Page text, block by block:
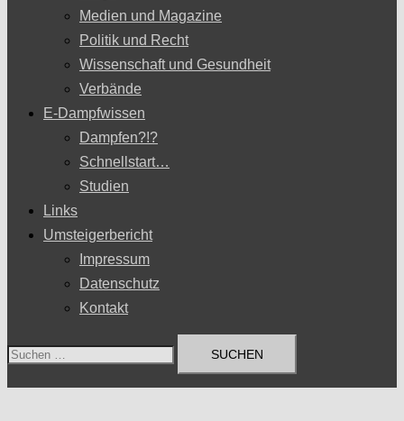
Medien und Magazine
Politik und Recht
Wissenschaft und Gesundheit
Verbände
E-Dampfwissen
Dampfen?!?
Schnellstart…
Studien
Links
Umsteigerbericht
Impressum
Datenschutz
Kontakt
Suchen